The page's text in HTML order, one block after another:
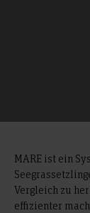
MARE ist ein
Vergleich zu
effizienter